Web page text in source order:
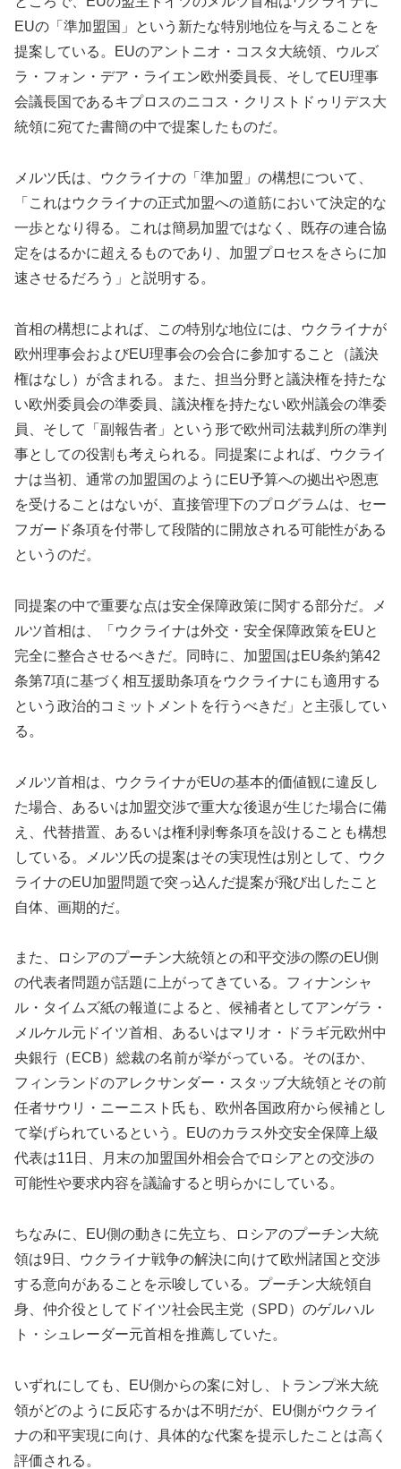
EUの「準加盟国」という新たな特別地位を与えることを
提案している。EUのアントニオ・コスタ大統領、ウルズ
ラ・フォン・デア・ライエン欧州委員長、そしてEU理事
会議長国であるキプロスのニコス・クリストドゥリデス大
統領に宛てた書簡の中で提案したものだ。
メルツ氏は、ウクライナの「準加盟」の構想について、
「これはウクライナの正式加盟への道筋において決定的な
一歩となり得る。これは簡易加盟ではなく、既存の連合協
定をはるかに超えるものであり、加盟プロセスをさらに加
速させるだろう」と説明する。
首相の構想によれば、この特別な地位には、ウクライナが
欧州理事会およびEU理事会の会合に参加すること（議決
権はなし）が含まれる。また、担当分野と議決権を持たな
い欧州委員会の準委員、議決権を持たない欧州議会の準委
員、そして「副報告者」という形で欧州司法裁判所の準判
事としての役割も考えられる。同提案によれば、ウクライ
ナは当初、通常の加盟国のようにEU予算への拠出や恩恵
を受けることはないが、直接管理下のプログラムは、セー
フガード条項を付帯して段階的に開放される可能性がある
というのだ。
同提案の中で重要な点は安全保障政策に関する部分だ。メ
ルツ首相は、「ウクライナは外交・安全保障政策をEUと
完全に整合させるべきだ。同時に、加盟国はEU条約第42
条第7項に基づく相互援助条項をウクライナにも適用する
という政治的コミットメントを行うべきだ」と主張してい
る。
メルツ首相は、ウクライナがEUの基本的価値観に違反し
た場合、あるいは加盟交渉で重大な後退が生じた場合に備
え、代替措置、あるいは権利剥奪条項を設けることも構想
している。メルツ氏の提案はその実現性は別として、ウク
ライナのEU加盟問題で突っ込んだ提案が飛び出したこと
自体、画期的だ。
また、ロシアのプーチン大統領との和平交渉の際のEU側
の代表者問題が話題に上がってきている。フィナンシャ
ル・タイムズ紙の報道によると、候補者としてアンゲラ・
メルケル元ドイツ首相、あるいはマリオ・ドラギ元欧州中
央銀行（ECB）総裁の名前が挙がっている。そのほか、
フィンランドのアレクサンダー・スタッブ大統領とその前
任者サウリ・ニーニスト氏も、欧州各国政府から候補とし
て挙げられているという。EUのカラス外交安全保障上級
代表は11日、月末の加盟国外相会合でロシアとの交渉の
可能性や要求内容を議論すると明らかにしている。
ちなみに、EU側の動きに先立ち、ロシアのプーチン大統
領は9日、ウクライナ戦争の解決に向けて欧州諸国と交渉
する意向があることを示唆している。プーチン大統領自
身、仲介役としてドイツ社会民主党（SPD）のゲルハル
ト・シュレーダー元首相を推薦していた。
いずれにしても、EU側からの案に対し、トランプ米大統
領がどのように反応するかは不明だが、EU側がウクライ
ナの和平実現に向け、具体的な代案を提示したことは高く
評価される。